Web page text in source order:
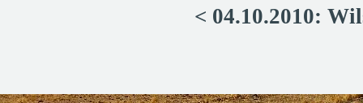
< 04.10.2010: